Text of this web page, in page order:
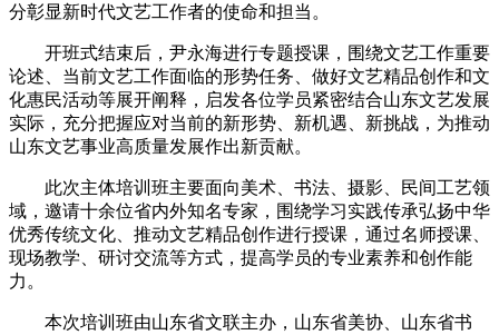
分彰显新时代文艺工作者的使命和担当。
开班式结束后，尹永海进行专题授课，围绕文艺工作重要
论述、当前文艺工作面临的形势任务、做好文艺精品创作和文
化惠民活动等展开阐释，启发各位学员紧密结合山东文艺发展
实际，充分把握应对当前的新形势、新机遇、新挑战，为推动
山东文艺事业高质量发展作出新贡献。
此次主体培训班主要面向美术、书法、摄影、民间工艺领
域，邀请十余位省内外知名专家，围绕学习实践传承弘扬中华
优秀传统文化、推动文艺精品创作进行授课，通过名师授课、
现场教学、研讨交流等方式，提高学员的专业素养和创作能
力。
本次培训班由山东省文联主办，山东省美协、山东省书